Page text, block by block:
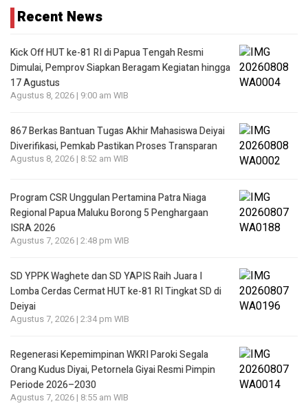
Recent News
Kick Off HUT ke-81 RI di Papua Tengah Resmi
Dimulai, Pemprov Siapkan Beragam Kegiatan hingga
17 Agustus
Agustus 8, 2026 | 9:00 am WIB
867 Berkas Bantuan Tugas Akhir Mahasiswa Deiyai
Diverifikasi, Pemkab Pastikan Proses Transparan
Agustus 8, 2026 | 8:52 am WIB
Program CSR Unggulan Pertamina Patra Niaga
Regional Papua Maluku Borong 5 Penghargaan
ISRA 2026
Agustus 7, 2026 | 2:48 pm WIB
SD YPPK Waghete dan SD YAPIS Raih Juara I
Lomba Cerdas Cermat HUT ke-81 RI Tingkat SD di
Deiyai
Agustus 7, 2026 | 2:34 pm WIB
Regenerasi Kepemimpinan WKRI Paroki Segala
Orang Kudus Diyai, Petornela Giyai Resmi Pimpin
Periode 2026–2030
Agustus 7, 2026 | 8:55 am WIB